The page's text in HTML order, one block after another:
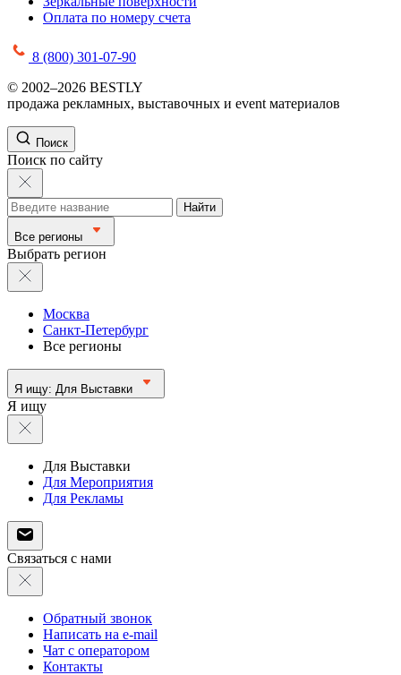
Оплата по номеру счета
8 (800) 301-07-90
© 2002–2026 BESTLY
продажа рекламных, выставочных и event материалов
Поиск
Поиск по сайту
Найти
Все регионы
Выбрать регион
Москва
Санкт-Петербург
Все регионы
Я ищу: Для Выставки
Я ищу
Для Выставки
Для Мероприятия
Для Рекламы
Связаться с нами
Обратный звонок
Написать на e-mail
Чат с оператором
Контакты